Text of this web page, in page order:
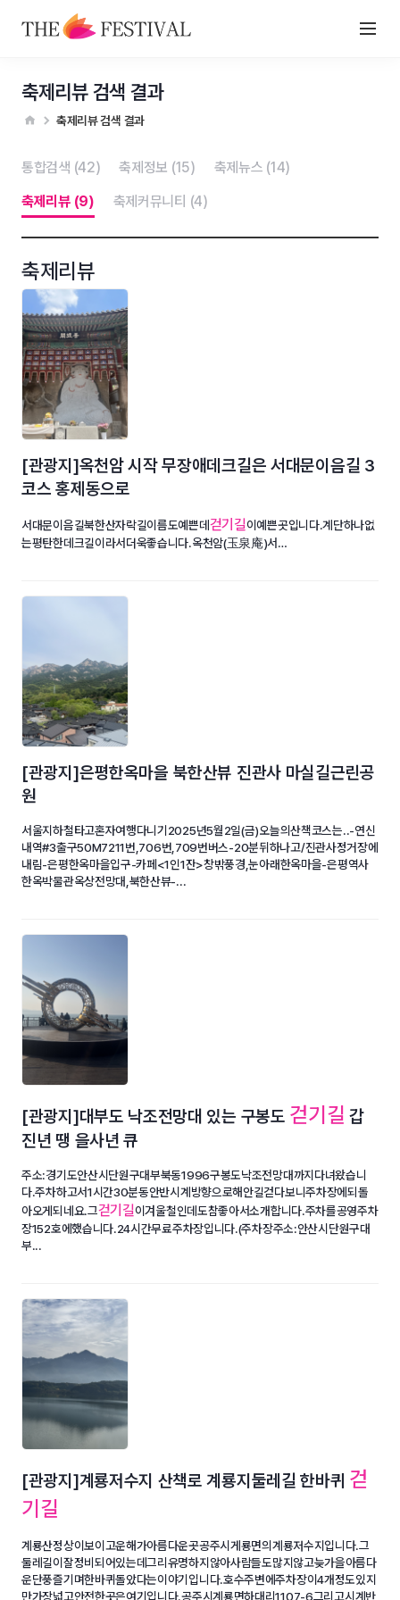
축제리뷰 검색 결과
축제리뷰 검색 결과
통합검색 (42) 축제정보 (15) 축제뉴스 (14)
축제리뷰 (9) 축제커뮤니티 (4)
축제리뷰
[관광지]옥천암 시작 무장애데크길은 서대문이음길 3
코스 홍제동으로
서대문이음길북한산자락길이름도예쁜데걷기길이예쁜곳입니다.계단하나없
는평탄한데크길이라서더욱좋습니다.옥천암(玉泉庵)서…
[관광지]은평한옥마을 북한산뷰 진관사 마실길근린공
원
서울지하철타고혼자여행다니기2025년5월2일(금)오늘의산책코스는..-연신
내역#3출구50M7211번,706번,709번버스-20분뒤하나고/진관사정거장에
내림-은평한옥마을입구-카페<1인1잔>창밖풍경,눈아래한옥마을-은평역사
한옥박물관옥상전망대,북한산뷰-...
[관광지]대부도 낙조전망대 있는 구봉도 걷기길 갑
진년 땡 을사년 큐
주소:경기도안산시단원구대부북동1996구봉도낙조전망대까지다녀왔습니
다.주차하고서1시간30분동안반시계방향으로해안길걷다보니주차장에되돌
아오게되네요.그걷기길이겨울철인데도참좋아서소개합니다.주차를공영주차
장152호에했습니다.24시간무료주차장입니다.(주차장주소:안산시단원구대
부...
[관광지]계룡저수지 산책로 계룡지둘레길 한바퀴 걷
기길
계룡산정상이보이고운해가아름다운곳공주시게룡면의계룡저수지입니다.그
둘레길이잘정비되어있는데그리유명하지않아사람들도많지않고늦가을아름다
운단풍즐기며한바퀴돌았다는이야기입니다.호수주변에주차장이4개정도있지
만가장넓고안전한곳은여기입니다.공주시계룡면하대리1107-6그리고시계반